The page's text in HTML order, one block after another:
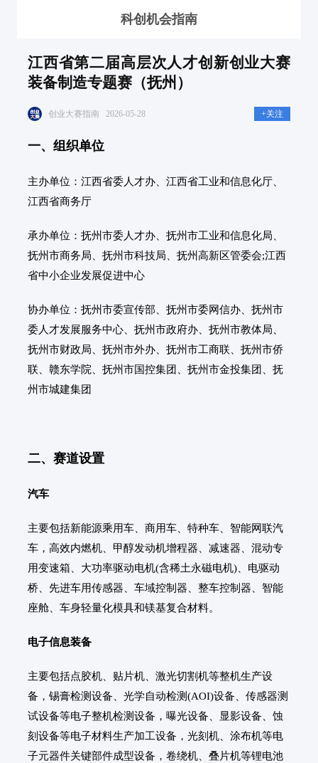
科创机会指南
江西省第二届高层次人才创新创业大赛
装备制造专题赛（抚州）
创业大赛指南 2026-05-28 +关注
一、组织单位
主办单位： 江西省委人才办、江西省工业和信息化厅、
江西省商务厅
承办单位： 抚州市委人才办、抚州市工业和信息化局、
抚州市商务局、抚州市科技局、抚州高新区管委会;江西
省中小企业发展促进中心
协办单位： 抚州市委宣传部、抚州市委网信办、抚州市
委人才发展服务中心、抚州市政府办、抚州市教体局、
抚州市财政局、抚州市外办、抚州市工商联、抚州市侨
联、赣东学院、抚州市国控集团、抚州市金投集团、抚
州市城建集团
二、赛道设置
汽车
主要包括新能源乘用车、商用车、特种车、智能网联汽
车，高效内燃机、甲醇发动机增程器、减速器、混动专
用变速箱、大功率驱动电机(含稀土永磁电机)、电驱动
桥、先进车用传感器、车域控制器、整车控制器、智能
座舱、车身轻量化模具和镁基复合材料。
电子信息装备
主要包括点胶机、贴片机、激光切割机等整机生产设
备，锡膏检测设备、光学自动检测(AOI)设备、传感器测
试设备等电子整机检测设备，曝光设备、显影设备、蚀
刻设备等电子材料生产加工设备，光刻机、涂布机等电
子元器件关键部件成型设备，卷绕机、叠片机等锂电池